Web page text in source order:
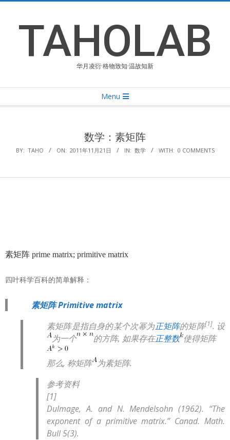
contentTAHOLAB
华月凌衍·格物致知·温故知新
Navigation
Menu
数学：素矩阵
BY: TAHO ON: 2011年11月21日 IN: 数学 WITH: 0 COMMENTS
素矩阵 prime matrix; primitive matrix
四叶科学百科的简单解释：
素矩阵 Primitive matrix
素矩阵是指自身的某个次幂为正矩阵的矩阵[1]. 设
为一个
的方阵, 如果存在正整数 使得矩阵
那么, 称矩阵 为素矩阵.
参考资料
[1]
Dulmage, A. and N. Mendelsohn (1962). “The
exponent of a primitive matrix.” Canad. Math.
Bull 5(3).